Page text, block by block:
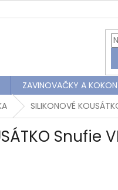
ZAVINOVAČKY A
SILIKONOVÉ
Snufie